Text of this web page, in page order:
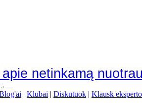
netinkamą
| Klubai | Diskutuok | Klausk eksperto